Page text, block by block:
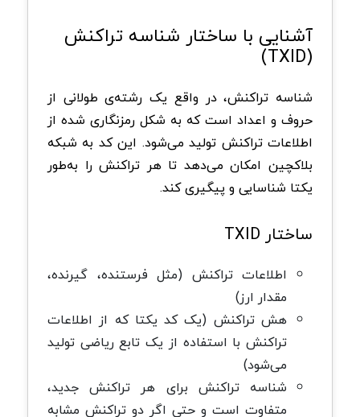
آشنایی با ساختار شناسه تراکنش
(TXID)
شناسه تراکنش، در واقع یک رشته‌ی طولانی از
حروف و اعداد است که به شکل رمزنگاری شده از
اطلاعات تراکنش تولید می‌شود. این کد به شبکه
بلاکچین امکان می‌دهد تا هر تراکنش را به‌طور
یکتا شناسایی و پیگیری کند.
ساختار TXID
اطلاعات تراکنش (مثل فرستنده، گیرنده،
مقدار ارز)
هش تراکنش (یک کد یکتا که از اطلاعات
تراکنش با استفاده از یک تابع ریاضی تولید
می‌شود)
شناسه تراکنش برای هر تراکنش جدید،
متفاوت است و حتی اگر دو تراکنش مشابه